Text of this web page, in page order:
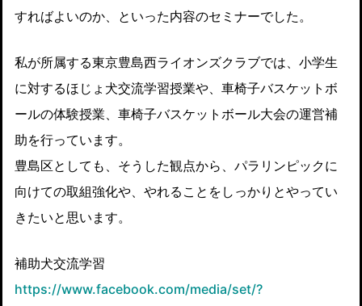
すればよいのか、といった内容のセミナーでした。
私が所属する東京豊島西ライオンズクラブでは、小学生
に対するほじょ犬交流学習授業や、車椅子バスケットボ
ールの体験授業、車椅子バスケットボール大会の運営補
助を行っています。
豊島区としても、そうした観点から、パラリンピックに
向けての取組強化や、やれることをしっかりとやってい
きたいと思います。
補助犬交流学習
https://www.facebook.com/media/set/?